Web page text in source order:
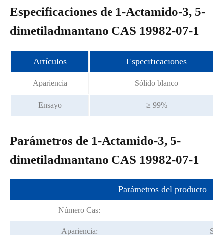
Especificaciones de 1-Actamido-3, 5-
dimetiladmantano CAS 19982-07-1
Artículos Especificaciones
Apariencia Sólido blanco
Ensayo ≥ 99%
Parámetros de 1-Actamido-3, 5-
dimetiladmantano CAS 19982-07-1
Parámetros del producto
Número Cas:
Apariencia: